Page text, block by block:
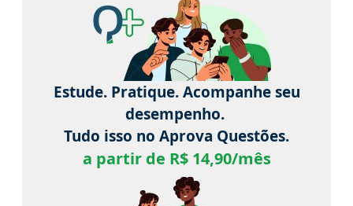
Estude. Pratique. Acompanhe seu
desempenho.
Tudo isso no Aprova Questões.
a partir de R$ 14,90/mês